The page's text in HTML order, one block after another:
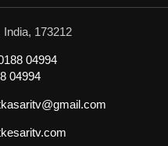
India, 173212
04994
04994